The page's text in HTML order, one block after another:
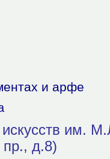
и арфе
им.
пр., д.8)